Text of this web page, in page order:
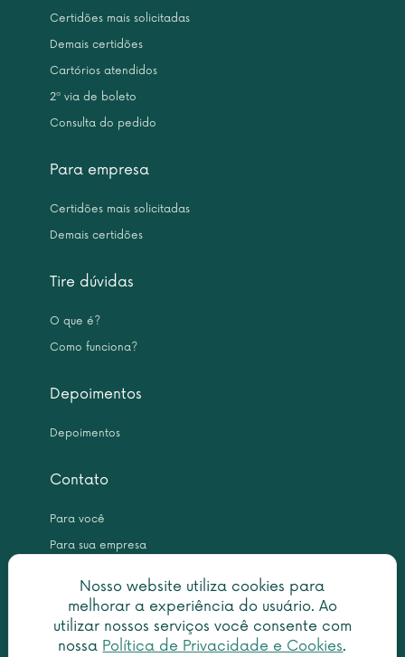
Nosso website utiliza cookies para
melhorar a experiência do usuário. Ao
utilizar nossos serviços você consente com
nossa Política de Privacidade e Cookies.
Certidões mais solicitadas
Demais certidões
Cartórios atendidos
2ª via de boleto
Consulta do pedido
Para empresa
Certidões mais solicitadas
Demais certidões
Tire dúvidas
O que é?
Como funciona?
Depoimentos
Depoimentos
Contato
Para você
Para sua empresa